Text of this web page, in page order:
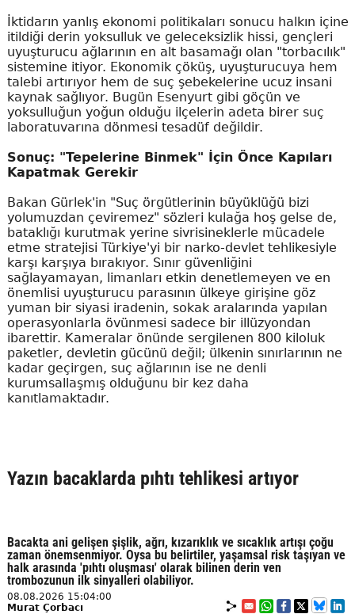
İktidarın yanlış ekonomi politikaları sonucu halkın içine
itildiği derin yoksulluk ve geleceksizlik hissi, gençleri
uyuşturucu ağlarının en alt basamağı olan "torbacılık"
sistemine itiyor. Ekonomik çöküş, uyuşturucuya hem
talebi artırıyor hem de suç şebekelerine ucuz insani
kaynak sağlıyor. Bugün Esenyurt gibi göçün ve
yoksulluğun yoğun olduğu ilçelerin adeta birer suç
laboratuvarına dönmesi tesadüf değildir.
Sonuç: "Tepelerine Binmek" İçin Önce Kapıları
Kapatmak Gerekir
Bakan Gürlek'in "Suç örgütlerinin büyüklüğü bizi
yolumuzdan çeviremez" sözleri kulağa hoş gelse de,
bataklığı kurutmak yerine sivrisineklerle mücadele
etme stratejisi Türkiye'yi bir narko-devlet tehlikesiyle
karşı karşıya bırakıyor. Sınır güvenliğini
sağlayamayan, limanları etkin denetlemeyen ve en
önemlisi uyuşturucu parasının ülkeye girişine göz
yuman bir siyasi iradenin, sokak aralarında yapılan
operasyonlarla övünmesi sadece bir illüzyondan
ibarettir. Kameralar önünde sergilenen 800 kiloluk
paketler, devletin gücünü değil; ülkenin sınırlarının ne
kadar geçirgen, suç ağlarının ise ne denli
kurumsallaşmış olduğunu bir kez daha
kanıtlamaktadır.
Yazın bacaklarda pıhtı tehlikesi artıyor
Bacakta ani gelişen şişlik, ağrı, kızarıklık ve sıcaklık artışı çoğu
zaman önemsenmiyor. Oysa bu belirtiler, yaşamsal risk taşıyan ve
halk arasında 'pıhtı oluşması' olarak bilinen derin ven
trombozunun ilk sinyalleri olabiliyor.
08.08.2026 15:04:00
Murat Çorbacı